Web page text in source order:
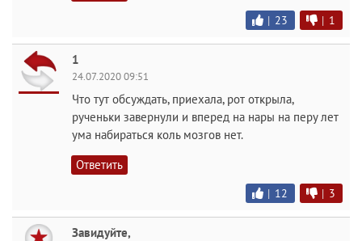
| 23 | 1
1
24.07.2020 09:51
Что тут обсуждать, приехала, рот открыла,
рученьки завернули и вперед на нары на перу лет
ума набираться коль мозгов нет.
Ответить
| 12 | 3
Завидуйте,